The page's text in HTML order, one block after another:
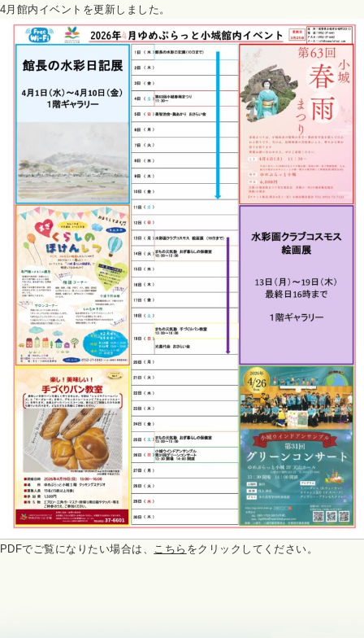
4月館内イベントを更新しました。
PDFでご覧になりたい場合は、 こちら をクリックしてください。